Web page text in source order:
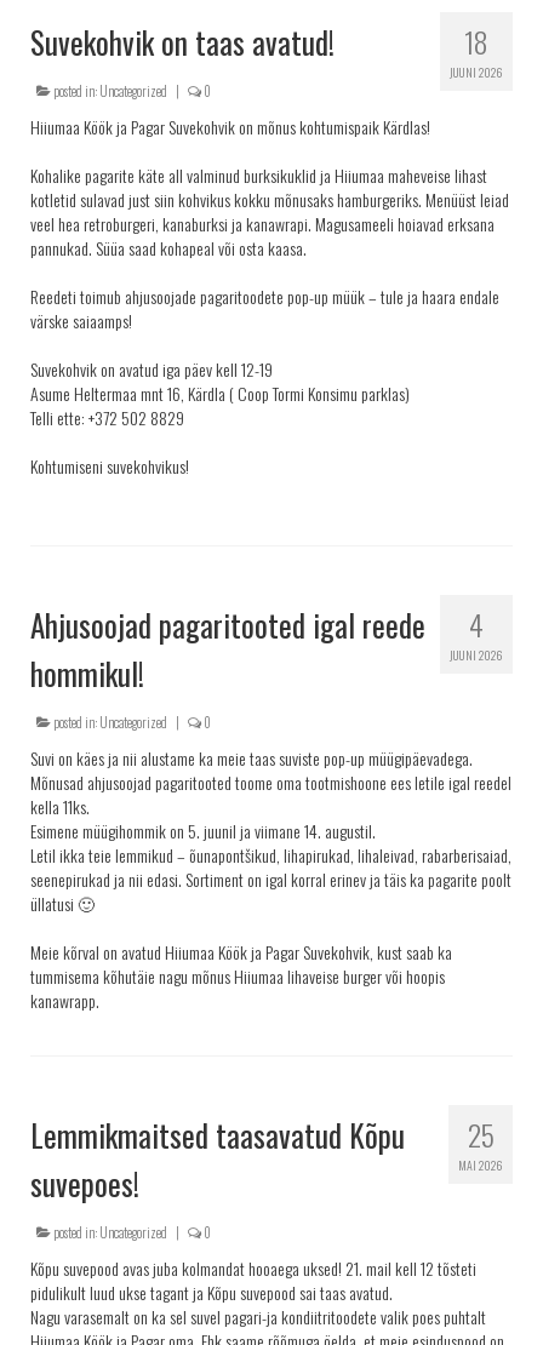
KRINGLID
SUUPISTED
TORDID
KOOGID
Šašlõkid
KONTAKT
AJALUGU
PAKUME TÖÖD
18
JUUNI 2026
Suvekohvik on taas avatud!
posted in:Uncategorized | 0
Hiiumaa Köök ja Pagar Suvekohvik on mõnus kohtumispaik Kärdlas!
Kohalike pagarite käte all valminud burksikuklid ja Hiiumaa maheveise lihast
kotletid sulavad just siin kohvikus kokku mõnusaks hamburgeriks. Menüüst leiad
veel hea retroburgeri, kanaburksi ja kanawrapi. Magusameeli hoiavad erksana
pannukad. Süüa saad kohapeal või osta kaasa.
Reedeti toimub ahjusoojade pagaritoodete pop-up müük – tule ja haara endale
värske saiaamps!
Suvekohvik on avatud iga päev kell 12-19
Asume Heltermaa mnt 16, Kärdla ( Coop Tormi Konsimu parklas)
Telli ette: +372 502 8829
Kohtumiseni suvekohvikus!
4
JUUNI 2026
Ahjusoojad pagaritooted igal reede
hommikul!
posted in:Uncategorized | 0
Suvi on käes ja nii alustame ka meie taas suviste pop-up müügipäevadega.
Mõnusad ahjusoojad pagaritooted toome oma tootmishoone ees letile igal reedel
kella 11ks.
Esimene müügihommik on 5. juunil ja viimane 14. augustil.
Letil ikka teie lemmikud – õunapontšikud, lihapirukad, lihaleivad, rabarberisaiad,
seenepirukad ja nii edasi. Sortiment on igal korral erinev ja täis ka pagarite poolt
üllatusi 🙂
Meie kõrval on avatud Hiiumaa Köök ja Pagar Suvekohvik, kust saab ka
tummisema kõhutäie nagu mõnus Hiiumaa lihaveise burger või hoopis
kanawrapp.
25
MAI 2026
Lemmikmaitsed taasavatud Kõpu
suvepoes!
posted in:Uncategorized | 0
Kõpu suvepood avas juba kolmandat hooaega uksed! 21. mail kell 12 tõsteti
pidulikult luud ukse tagant ja Kõpu suvepood sai taas avatud.
Nagu varasemalt on ka sel suvel pagari-ja kondiitritoodete valik poes puhtalt